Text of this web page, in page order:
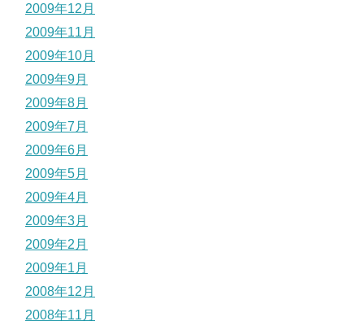
2009年12月
2009年11月
2009年10月
2009年9月
2009年8月
2009年7月
2009年6月
2009年5月
2009年4月
2009年3月
2009年2月
2009年1月
2008年12月
2008年11月